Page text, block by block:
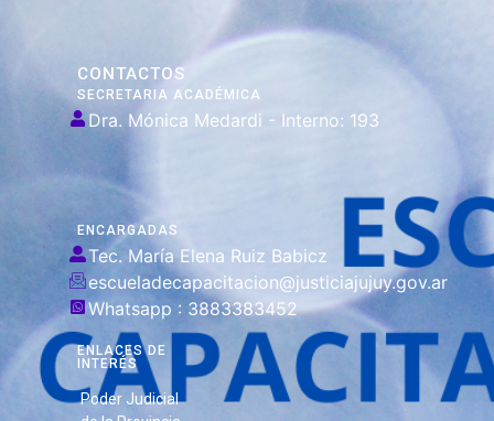
CONTACTOS
SECRETARIA ACADÉMICA
Dra. Mónica Medardi - Interno: 193
ENCARGADAS
Tec. María Elena Ruiz Babicz
escueladecapacitacion@justiciajujuy.gov.ar
Whatsapp : 3883383452
ENLACES DE
INTERÉS
Poder Judicial